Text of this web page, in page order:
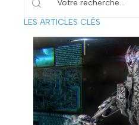
LES ARTICLES CLÉS